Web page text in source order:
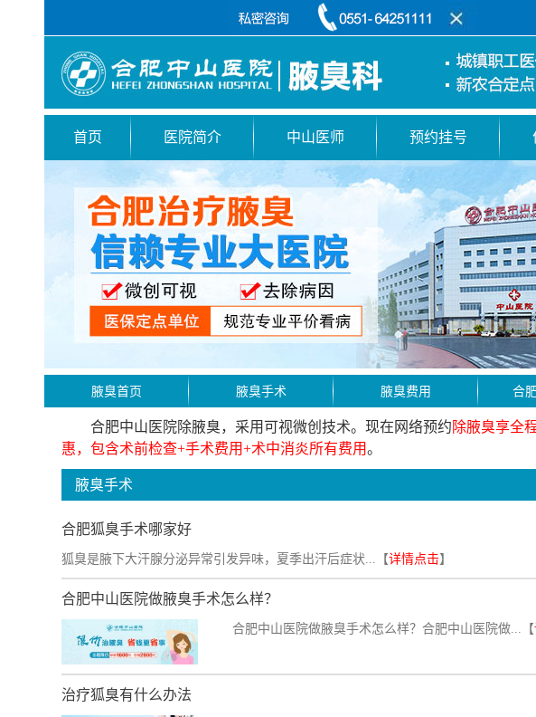
首页 医院简介 中山医师 预约挂号
腋臭首页 腋臭手术 腋臭费用 合
合肥中山医院除腋臭，采用可视微创技术。现在网络预约除腋臭享全
惠，包含术前检查+手术费用+术中消炎所有费用。
腋臭手术
合肥狐臭手术哪家好
狐臭是腋下大汗腺分泌异常引发异味，夏季出汗后症状...【详情点击】
合肥中山医院做腋臭手术怎么样？
合肥中山医院做腋臭手术怎么样？合肥中山医院做...【
治疗狐臭有什么办法